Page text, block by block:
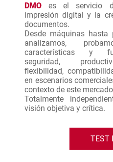
DMO es el servicio
impresión digital y la
documentos.
Desde máquinas hasta
analizamos,
características y
seguridad,
flexibilidad,
en escenarios
contexto de este
Totalmente
visión objetiva y crítica.
TEST